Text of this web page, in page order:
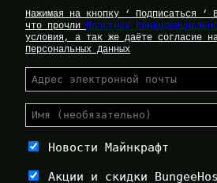
Нажимая на кнопку ‘ Подписаться ‘
что прочли Политику
условия, а так же даёте согласие
Персональных Данных
Новости Майнкрафт
Акции и скидки